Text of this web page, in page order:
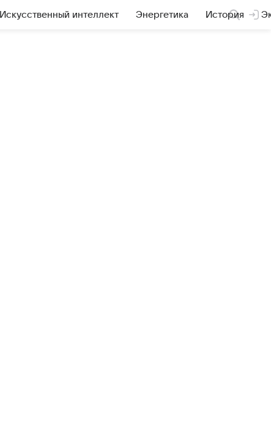
Искусственный интеллект Энергетика История